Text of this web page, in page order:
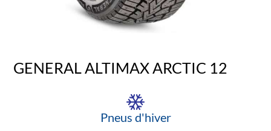
GENERAL ALTIMAX ARCTIC 12
Pneus d'hiver